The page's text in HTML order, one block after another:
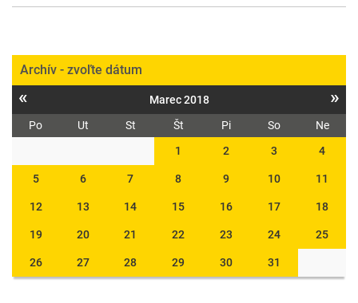
Archív - zvoľte dátum
« Marec 2018 »
Po Ut St Št Pi So
Ne
1
2 3 4
5 6 7 8 9 10 11
12 13 14 15 16 17 18
19 20 21 22 23 24 25
26 27 28 29 30 31